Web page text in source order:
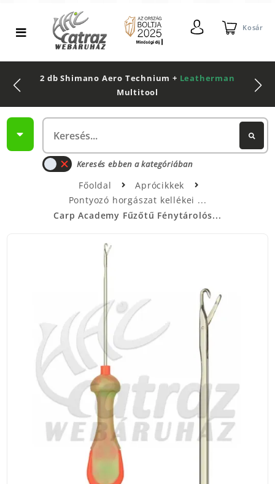
Kosár
2 db Shimano Aero Technium + Leatherman
Multitool
Keresés ebben a kategóriában
Főoldal
Aprócikkek
Pontyozó horgászat kellékei
Carp Academy Fűzőtű Fénytárolós...